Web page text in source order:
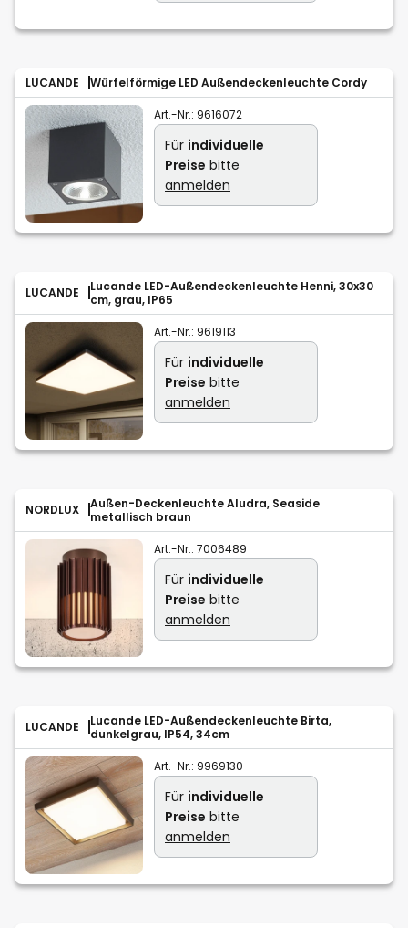
LUCANDE Würfelförmige LED Außendeckenleuchte Cordy
Art.-Nr.: 9616072
Für individuelle
Preise bitte
anmelden
LUCANDE
Lucande LED-Außendeckenleuchte Henni, 30x30
cm, grau, IP65
Art.-Nr.: 9619113
Für individuelle
Preise bitte
anmelden
NORDLUX
Außen-Deckenleuchte Aludra, Seaside
metallisch braun
Art.-Nr.: 7006489
Für individuelle
Preise bitte
anmelden
LUCANDE
Lucande LED-Außendeckenleuchte Birta,
dunkelgrau, IP54, 34cm
Art.-Nr.: 9969130
Für individuelle
Preise bitte
anmelden